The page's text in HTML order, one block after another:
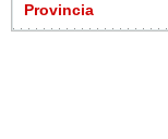
Provincia